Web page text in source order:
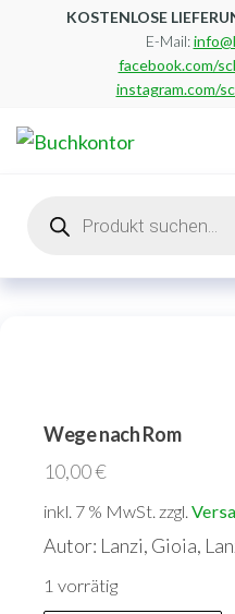
KOSTENLOSE
E-Mail:
facebook.com/
instagram.com/
search
Wege nach Rom
10,00€
inkl. 7 % MwSt. zzgl.
Autor: Lanzi, Gioia,
1 vorrätig